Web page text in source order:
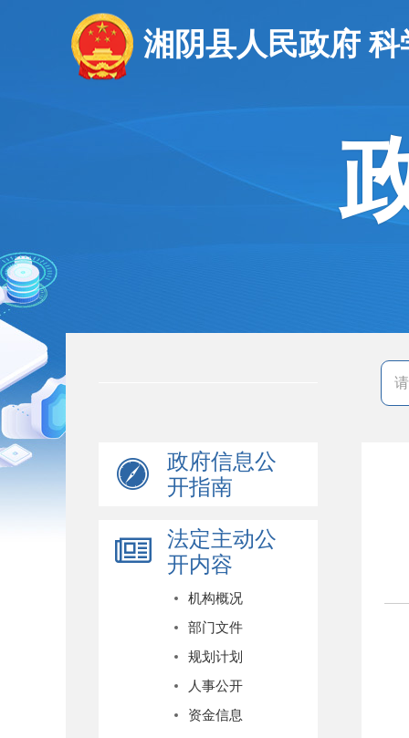
湘阴县人民政府 科
政府信息公
开指南
法定主动公
开内容
机构概况
部门文件
规划计划
人事公开
资金信息